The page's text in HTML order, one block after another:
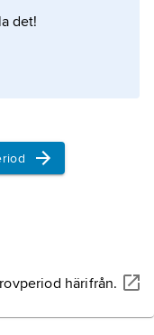
det!
härifrån.